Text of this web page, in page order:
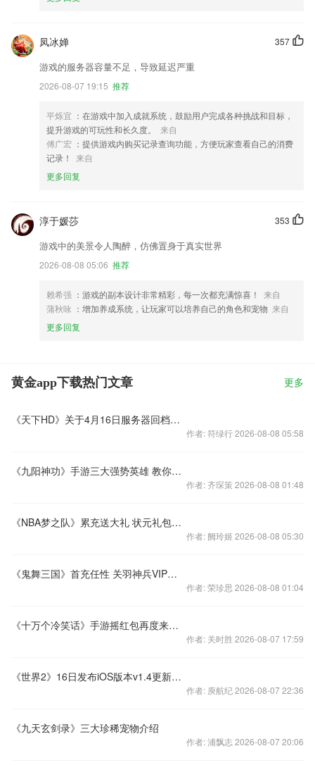
357
凤冰婵
游戏的服务器容量不足，导致延迟严重
2026-08-07 19:15 推荐
平烁宜 ：在游戏中加入成就系统，鼓励用户完成各种挑战和目标，
提升游戏的可玩性和长久度。
来自
傅广宏 ：提供游戏内购买记录查询功能，方便玩家查看自己的消费
记录！
来自
更多回复
353
淳于媛莎
游戏中的美景令人陶醉，仿佛置身于真实世界
2026-08-08 05:06 推荐
赖希强 ：游戏的副本设计非常精彩，每一次都充满惊喜！
来自
蒲秋咏 ：增加养成系统，让玩家可以培养自己的角色和宠物 来自
更多回复
黄金app下载热门文章 更多
《天下HD》关于4月16日服务器回档及补偿
作者: 符绿行 2026-08-08 05:58
《九阳神功》手游三大强势英雄 教你提前占领先机
作者: 齐琛策 2026-08-08 01:48
《NBA梦之队》累充送大礼 状元礼包为您送上
作者: 阙玲姬 2026-08-08 05:30
《鬼舞三国》首充任性 关羽神兵VIP送送送！
作者: 荣珍思 2026-08-08 01:04
《十万个冷笑话》手游摇红包再度来袭 新版本礼包不断
作者: 关时胜 2026-08-07 17:59
《世界2》16日发布iOS版本v1.4更新公告
作者: 庾航纪 2026-08-07 22:36
《九天玄剑录》三大珍稀宠物介绍
作者: 浦飘志 2026-08-07 20:06